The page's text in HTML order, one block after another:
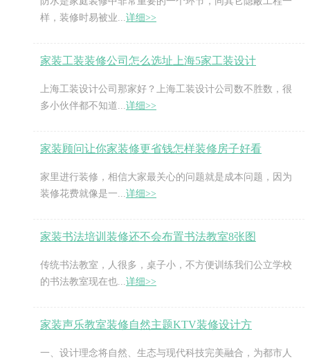
样，装修时易被业... 详细>>
家装工装装修公司怎么选址上海5家工装设计
上海工装设计公司那家好？上海工装设计公司数不胜数，很
多小伙伴都不知道... 详细>>
家装顾问让你家装修更省钱怎样装修房子好看
家里进行装修，相信大家最关心的问题就是成本问题，因为
装修花费就像是一... 详细>>
家装书法培训装修还不会布置书法教室8张图
传统书法教室，人很多，桌子小，不方便训练我们公立学校
的书法教室现在也... 详细>>
家装声乐教室装修自然主题KTV装修设计方
一、设计理念将自然、生态与现代科技完美融合，为都市人